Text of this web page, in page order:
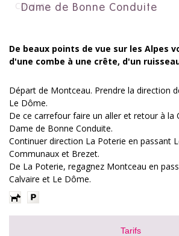
Conduite
Dame de Bonne Conduite
De beaux points de vue sur les Alpes
d'une combe à une crête, d'un
Départ de Montceau. Prendre la direction
Le Dôme.
De ce carrefour faire un aller et retour à la
Dame de Bonne Conduite.
Continuer direction La Poterie en passant
Communaux et Brezet.
De La Poterie, regagnez Montceau en
Calvaire et Le Dôme.
Tarifs